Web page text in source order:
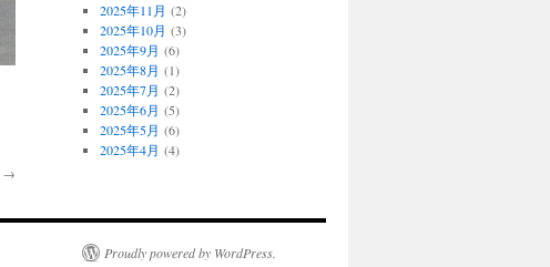
→
2025年11月 (2)
2025年10月 (3)
2025年9月 (6)
2025年8月 (1)
2025年7月 (2)
2025年6月 (5)
2025年5月 (6)
2025年4月 (4)
Proudly powered by WordPress.